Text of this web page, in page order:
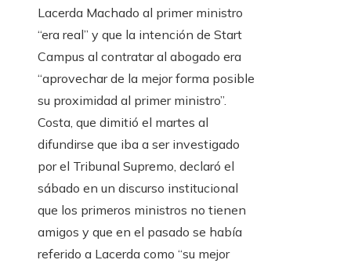
Lacerda Machado al primer ministro
“era real” y que la intención de Start
Campus al contratar al abogado era
“aprovechar de la mejor forma posible
su proximidad al primer ministro”.
Costa, que dimitió el martes al
difundirse que iba a ser investigado
por el Tribunal Supremo, declaró el
sábado en un discurso institucional
que los primeros ministros no tienen
amigos y que en el pasado se había
referido a Lacerda como “su mejor